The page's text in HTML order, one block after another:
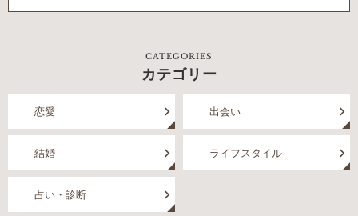
CATEGORIES
カテゴリー
恋愛 出会い
結婚 ライフスタイル
占い・診断